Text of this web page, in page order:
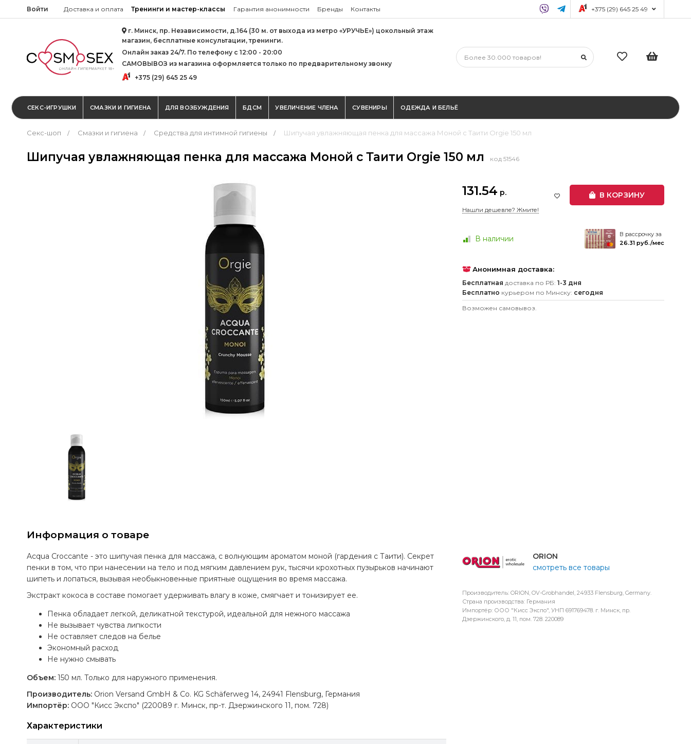
Войти Доставка и оплата Тренинги и мастер-классы Гарантия анонимности Бренды Контакты +375 (29) 645 25 49
г. Минск, пр. Независимости, д.164 (30 м. от выхода из метро «УРУЧЬЕ») цокольный этаж
магазин, бесплатные консультации, тренинги.
Онлайн заказ 24/7. По телефону с 12:00 - 20:00
САМОВЫВОЗ из магазина оформляется только по предварительному звонку
+375 (29) 645 25 49
СЕКС-ИГРУШКИ СМАЗКИ И ГИГИЕНА ДЛЯ ВОЗБУЖДЕНИЯ БДСМ УВЕЛИЧЕНИЕ ЧЛЕНА СУВЕНИРЫ ОДЕЖДА И БЕЛЬЁ
Секс-шоп Смазки и гигиена Средства для интимной гигиены Шипучая увлажняющая пенка для массажа Моной с Таити Orgie 150 мл
Шипучая увлажняющая пенка для массажа Моной с Таити Orgie 150 мл код 51546
131.54 р.
Нашли дешевле? Жмите!
В КОРЗИНУ
В наличии
В рассрочку за
26.31 руб./мес
Анонимная доставка:
Бесплатная доставка по РБ: 1-3 дня
Бесплатно курьером по Минску: сегодня
Возможен самовывоз.
Информация о товаре
Acqua Croccante - это шипучая пенка для массажа, с волнующим ароматом моной (гардения с Таити). Секрет
пенки в том, что при нанесении на тело и под мягким давлением рук, тысячи крохотных пузырьков начинают
шипеть и лопаться, вызывая необыкновенные приятные ощущения во время массажа.
Экстракт кокоса в составе помогает удерживать влагу в коже, смягчает и тонизирует ее.
Пенка обладает легкой, деликатной текстурой, идеальной для нежного массажа
Не вызывает чувства липкости
Не оставляет следов на белье
Экономный расход
Не нужно смывать
Объем: 150 мл. Только для наружного применения.
Производитель: Orion Versand GmbH & Co. KG Schäferweg 14, 24941 Flensburg, Германия
Импортёр: ОOО "Кисс Экспо" (220089 г. Минск, пр-т. Дзержинского 11, пом. 728)
Характеристики
ORION
смотреть все товары
Производитель: ORION, OV-Grobhandel, 24933 Flensburg, Germany.
Страна производства: Германия
Импортёр: ООО "Кисс Экспо", УНП 691769478. г. Минск, пр.
Дзержинского, д. 11, пом. 728. 220089